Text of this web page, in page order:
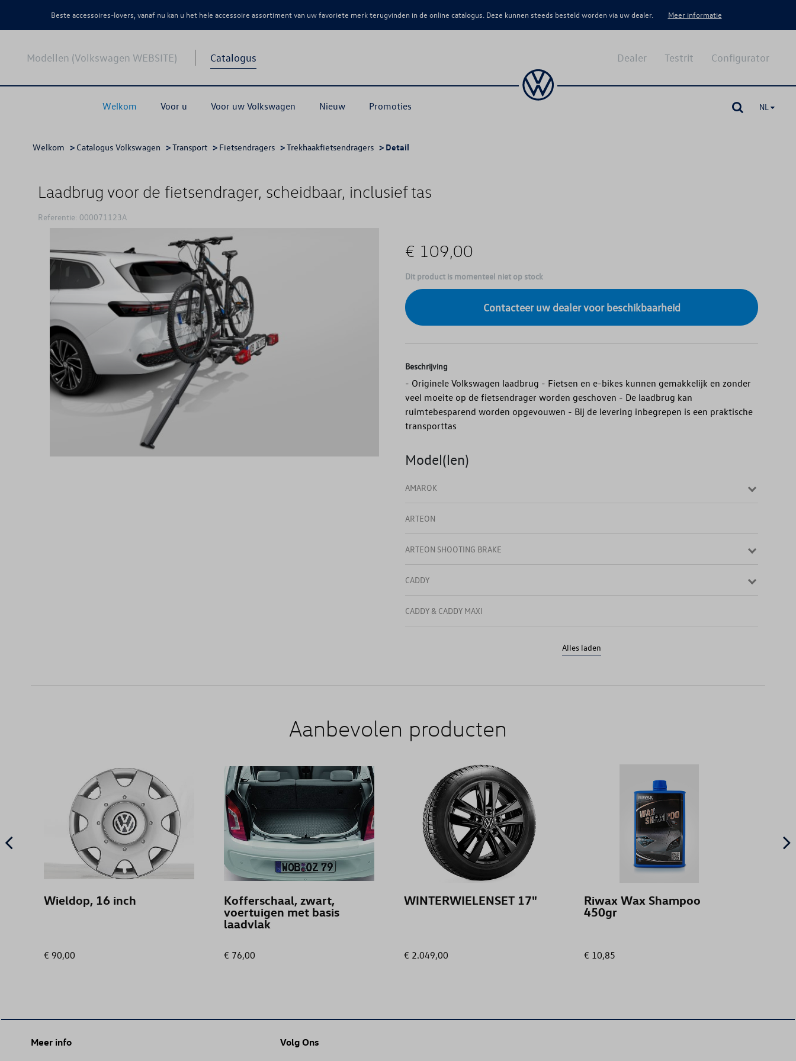
Beste accessoires-lovers, vanaf nu kan u het hele accessoire assortiment van uw favoriete merk terugvinden in de online catalogus. Deze kunnen steeds besteld worden via uw dealer. Meer informatie
Modellen (Volkswagen WEBSITE) Catalogus
Welkom Voor u Voor uw Volkswagen Nieuw Promoties
Configurator
Testrit
Dealer
NL
Welkom > Catalogus Volkswagen >Transport > Fietsendragers >Trekhaakfietsendragers > Detail
Laadbrug voor de fietsendrager, scheidbaar, inclusief tas
Referentie: 000071123A
€ 109,00
Dit product is momenteel niet op stock
Contacteer uw dealer voor beschikbaarheid
Beschrijving
- Originele Volkswagen laadbrug - Fietsen en e-bikes kunnen gemakkelijk en zonder
veel moeite op de fietsendrager worden geschoven - De laadbrug kan
ruimtebesparend worden opgevouwen - Bij de levering inbegrepen is een praktische
transporttas
Model(len)
AMAROK
ARTEON
ARTEON SHOOTING BRAKE
CADDY
CADDY & CADDY MAXI
CALIFORNIA
CRAFTER FOURGON
Alles laden
Aanbevolen producten
Wieldop, 16 inch
€ 90,00
Kofferschaal, zwart,
voertuigen met basis
laadvlak
€ 76,00
WINTERWIELENSET 17"
€ 2.049,00
Riwax Wax Shampoo
450gr
€ 10,85
Meer info Volg Ons